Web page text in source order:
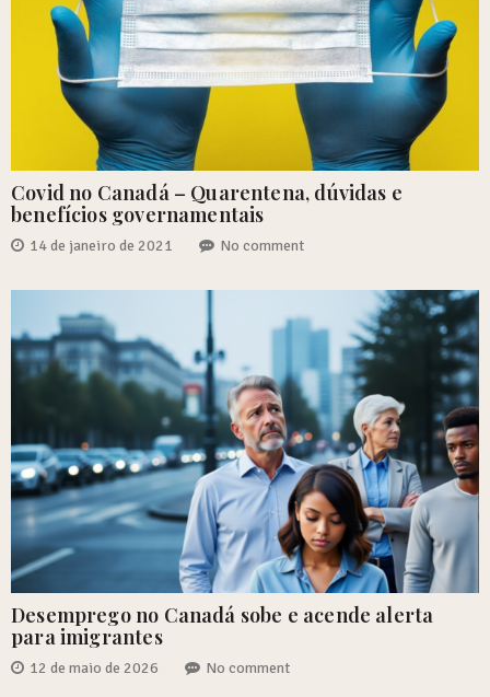
Covid no Canadá – Quarentena, dúvidas e
benefícios governamentais
14 de janeiro de 2021 No comment
Desemprego no Canadá sobe e acende alerta
para imigrantes
12 de maio de 2026 No comment